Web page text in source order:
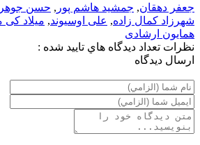
جعفر دهقان, جمشید هاشم پور , حسن
شهرزاد کمال زاده, علی اوسیوند, میلاد کی
همایون ارشادی
نظرات تعداد ديدگاه هاي تاييد شده :
ارسال ديدگاه